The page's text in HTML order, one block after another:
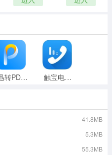
迅转PDF转换器正版 触宝电话安卓官方版
41.8MB
5.3MB
55.3MB